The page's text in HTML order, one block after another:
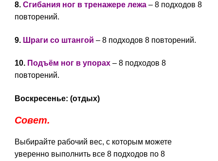
8. Сгибания ног в тренажере лежа – 8 подходов 8
повторений.
9. Шраги со штангой – 8 подходов 8 повторений.
10. Подъём ног в упорах – 8 подходов 8
повторений.
Воскресенье: (отдых)
Совет.
Выбирайте рабочий вес, с которым можете
уверенно выполнить все 8 подходов по 8